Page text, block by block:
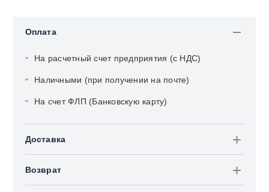
Оплата
На расчетный счет предприятия (с НДС)
Наличными (при получении на почте)
На счет ФЛП (Банковскую карту)
Доставка
Возврат